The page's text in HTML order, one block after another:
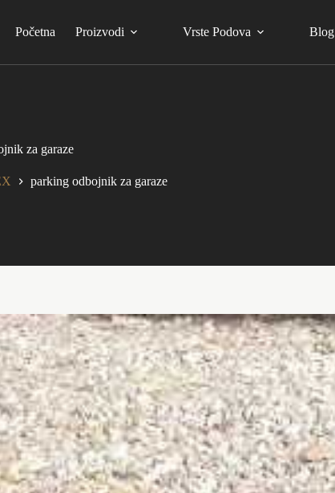
Početna Proizvodi Vrste Podova Blog
za garaze
parking odbojnik za garaze